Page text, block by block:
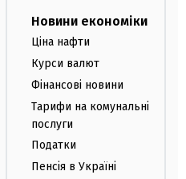
Новини економіки
Ціна нафти
Курси валют
Фінансові новини
Тарифи на комунальні
послуги
Податки
Пенсія в Україні